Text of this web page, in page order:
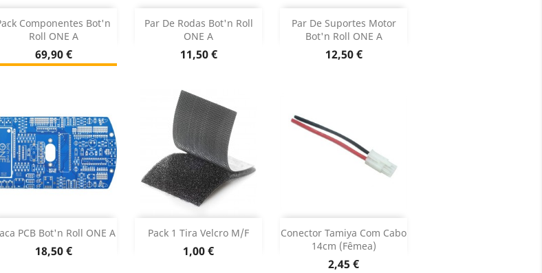
Componentes Bot'n
Roll ONE A
Preço
69,90 €
Adicionar 
Sem stock
Par De Rodas Bot'n Roll
ONE A
Preço
11,50 €
Adicionar 
Dados do produto
Par De Suportes Motor
Bot'n Roll ONE A
Preço
12,50 €
Adicionar 
Dados do produto
PCB Bot'n Roll ONE A
Preço
18,50 €
Sem stock Pack 1 Tira Velcro M/F
Preço
1,00 €
Adicionar 
Dados do produto
Conector Tamiya Com Cabo
14cm (Fêmea)
Preço
2,45 €
Adicionar 
Dados do produto